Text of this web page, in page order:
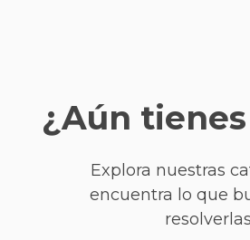
¿Aún
Explora nuestras
encuentra lo que